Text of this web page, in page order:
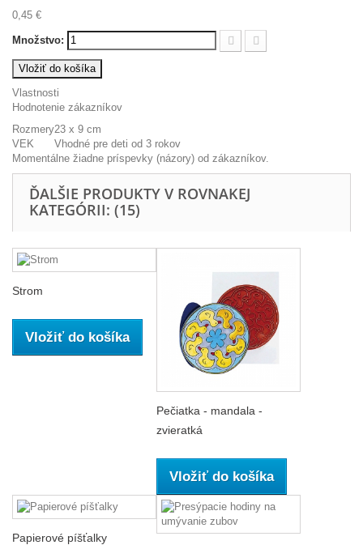
0,45 €
Množstvo:
Vložiť do košíka
Vlastnosti
Hodnotenie zákazníkov
Rozmery23 x 9 cm
VEK
Vhodné pre deti od 3 rokov
Momentálne žiadne príspevky (názory) od zákazníkov.
ĎALŠIE PRODUKTY V ROVNAKEJ
KATEGÓRII: (15)
Strom
Vložiť do košíka
Pečiatka - mandala -
zvieratká
Vložiť do košíka
Papierové píšťalky